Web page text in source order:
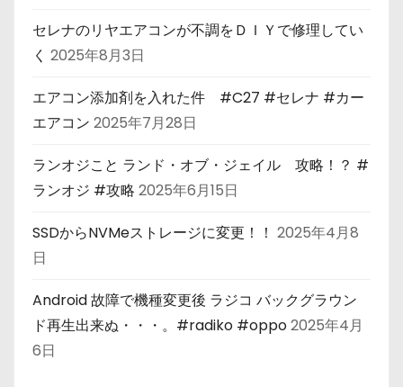
セレナのリヤエアコンが不調をＤＩＹで修理してい
く 2025年8月3日
エアコン添加剤を入れた件 #C27 #セレナ #カー
エアコン 2025年7月28日
ランオジこと ランド・オブ・ジェイル 攻略！？ #
ランオジ #攻略 2025年6月15日
SSDからNVMeストレージに変更！！ 2025年4月8
日
Android 故障で機種変更後 ラジコ バックグラウン
ド再生出来ぬ・・・。#radiko #oppo2025年4月
6日